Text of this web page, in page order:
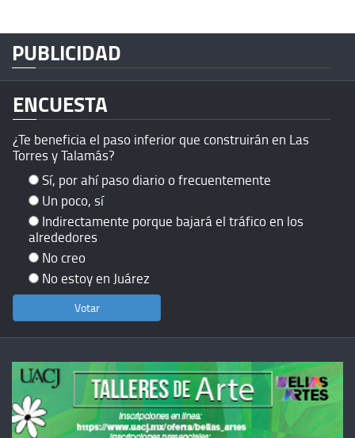
PUBLICIDAD
ENCUESTA
¿Te beneficia el paso inferior que construirán en Las
Torres y Talamás?
Sí, por ahí paso diario o frecuentemente
Un poco, sí
Indirectamente porque bajará el tráfico en los
alrededores
No creo
No estoy en Juárez